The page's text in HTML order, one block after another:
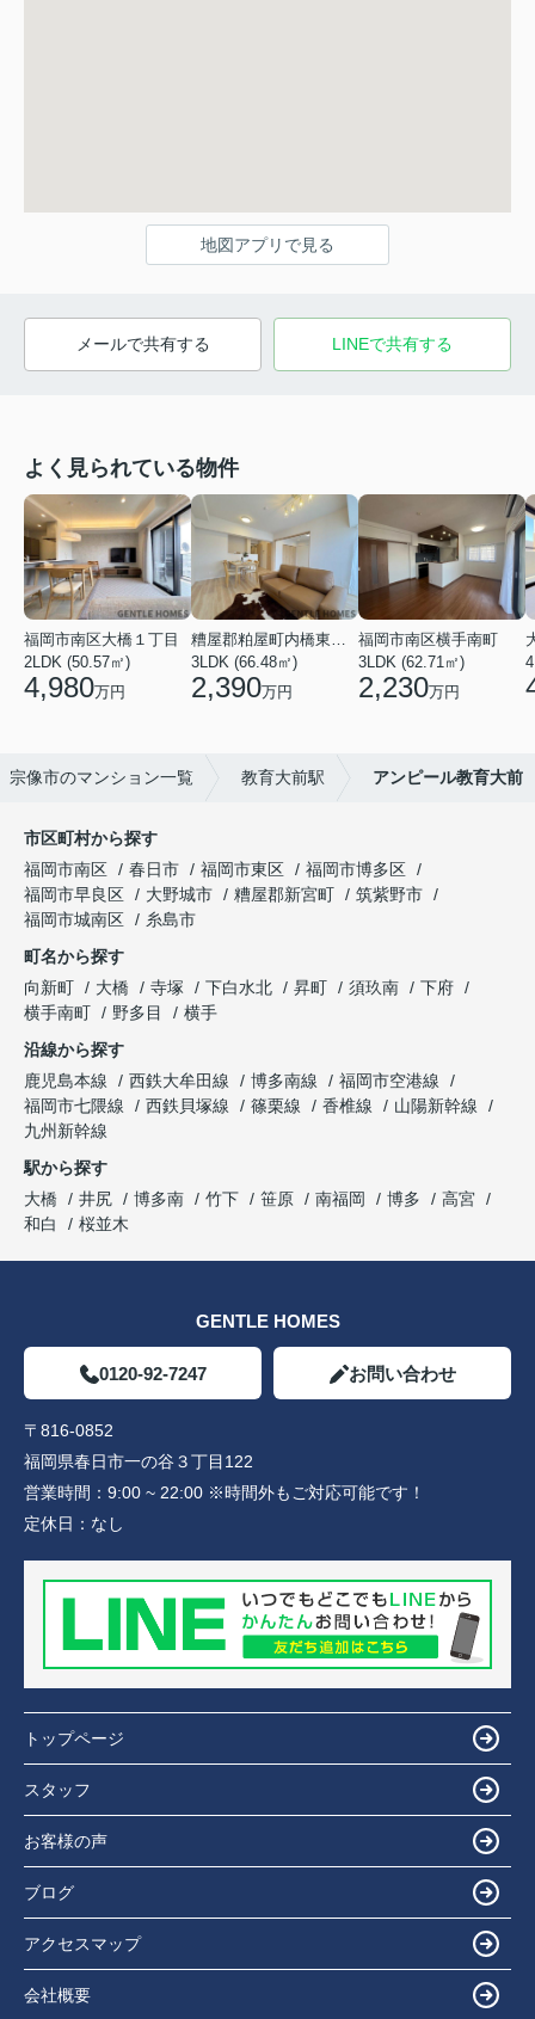
地図アプリで見る
メールで共有する LINEで共有する
よく見られている物件
福岡市南区大橋１丁目
2LDK (50.57㎡)
4,980万円
糟屋郡粕屋町内橋東２丁目
3LDK (66.48㎡)
2,390万円
福岡市南区横手南町
3LDK (62.71㎡)
2,230万円
宗像市のマンション一覧 教育大前駅 アンピール教育大前
市区町村から探す
福岡市南区
春日市 福岡市東区
福岡市博多区
福岡市早良区
大野城市 糟屋郡新宮町
筑紫野市
福岡市城南区
糸島市
町名から探す
向新町
大橋 寺塚 下白水北 昇町 須玖南
下府
横手南町
野多目
横手
沿線から探す
鹿児島本線
西鉄大牟田線 博多南線
福岡市空港線
福岡市七隈線
西鉄貝塚線 篠栗線 香椎線
山陽新幹線
九州新幹線
駅から探す
大橋
井尻 博多南 竹下 笹原 南福岡 博多
高宮
和白
桜並木
GENTLE HOMES
0120-92-7247 お問い合わせ
〒816-0852
福岡県春日市一の谷３丁目122
営業時間： 9:00 ~ 22:00 ※時間外もご対応可能です！
定休日： なし
トップページ
スタッフ
お客様の声
ブログ
アクセスマップ
会社概要